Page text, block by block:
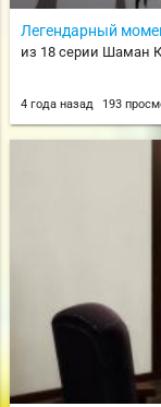
Легендарный
из 18 серии Шаман
4 года назад 193